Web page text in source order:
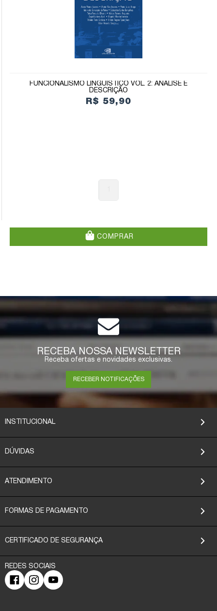
FUNCIONALISMO LINGUÍSTICO VOL. 2: ANÁLISE E
DESCRIÇÃO
R$ 59,90
COMPRAR
RECEBA NOSSA NEWSLETTER
Receba ofertas e novidades exclusivas.
RECEBER NOTIFICAÇÕES
INSTITUCIONAL
DÚVIDAS
ATENDIMENTO
FORMAS DE PAGAMENTO
CERTIFICADO DE SEGURANÇA